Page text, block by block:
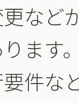
など
ます
件な